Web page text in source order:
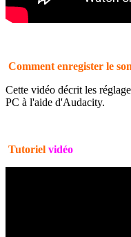
Comment enregister le
Cette vidéo décrit les
PC à l'aide d'Audacity.
Tutoriel vidéo